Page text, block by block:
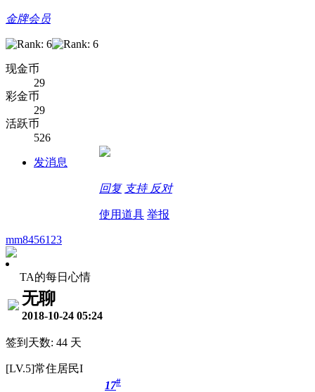
金牌会员
现金币
29
彩金币
29
活跃币
526
发消息
回复 支持 反对
使用道具 举报
mm8456123
TA的每日心情
无聊
2018-10-24 05:24
签到天数: 44 天
[LV.5]常住居民I
17#